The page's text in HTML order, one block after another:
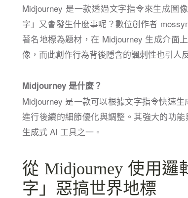
Midjourney 是一款透過文字指令來生成圖
字」又會發生什麼事呢？數位創作者
著名地標為題材，在 Midjourney 生成介面
像，而此創作行為背後隱含的諷刺性也引人
Midjourney 是什麼？
Midjourney 是一款可以根據文字指令快速
進行後續的細節優化與調整。其強大的功
生成式 AI 工具之一。
從 Midjourney 使用
字」惡搞世界地標